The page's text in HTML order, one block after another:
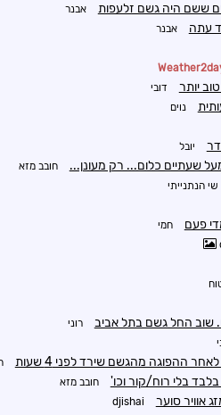
ששם היה גשם זלעפות אבנר
אבנר
יותר דובי
נוים
יובל
שעתיים כלום... רק מעונן... חובב מזא
שי הנתנייתי
חמי
שוב החל גשם בתל אביב רוני
ההפוגה מהגשם שירד לפני 4 שעות
בלי רוח/קור וכו' חובב מזא
אוויר סוער djishai